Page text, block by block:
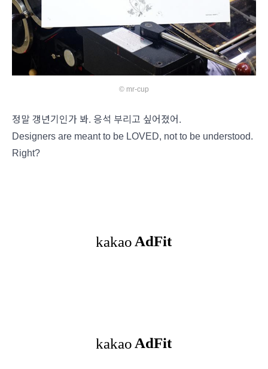
© mr-cup
정말 갱년기인가 봐. 응석 부리고 싶어졌어.
Designers are meant to be LOVED, not to be understood.
Right?